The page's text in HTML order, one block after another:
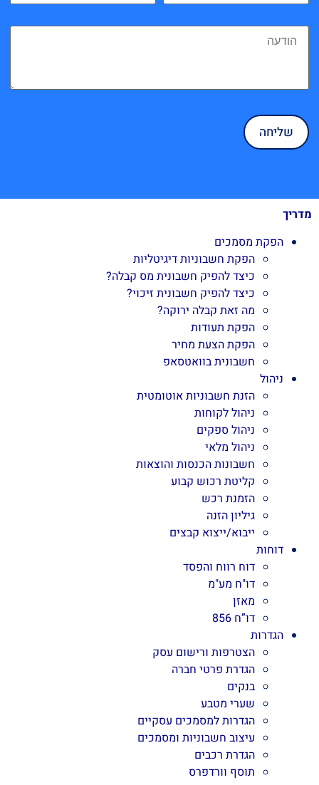
מדריך
הפקת מסמכים
הפקת חשבוניות דיגיטליות
כיצד להפיק חשבונית מס קבלה?
כיצד להפיק חשבונית זיכוי?
מה זאת קבלה ירוקה?
הפקת תעודות
הפקת הצעת מחיר
חשבונית בוואטסאפ
ניהול
הזנת חשבוניות אוטומטית
ניהול לקוחות
ניהול ספקים
ניהול מלאי
חשבונות הכנסות והוצאות
קליטת רכוש קבוע
הזמנת רכש
גיליון הזנה
ייבוא/ייצוא קבצים
דוחות
דוח רווח והפסד
דו"ח מע"מ
מאזן
דו”ח 856
הגדרות
הצטרפות ורישום עסק
הגדרת פרטי חברה
בנקים
שערי מטבע
הגדרות למסמכים עסקיים
עיצוב חשבוניות ומסמכים
הגדרת רכבים
תוסף וורדפרס